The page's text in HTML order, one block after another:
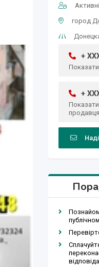
город
+
+
продавця